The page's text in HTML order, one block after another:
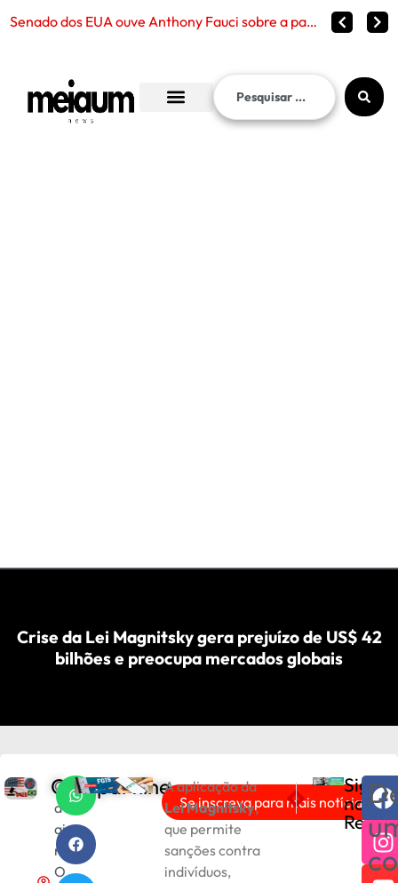
Fraude no I
Crise da Lei Magnitsky gera prejuízo de US$ 42
bilhões e preocupa mercados globais
O
d
ai
r
O
Compartilhe
Se inscreva para mais notícias!
A aplicação da
Lei Magnitsky,
que permite
sanções contra
indivíduos,
ANTERIOR
O Futuro em Foco:
PRÓXIMO
Agenda Cultural de
Sigam
nas
Redes